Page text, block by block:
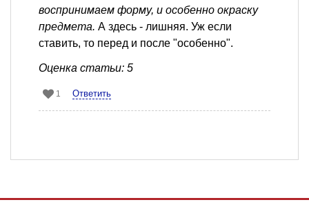
воспринимаем форму, и особенно окраску
предмета. А здесь - лишняя. Уж если
ставить, то перед и после "особенно".
Оценка статьи: 5
1 Ответить